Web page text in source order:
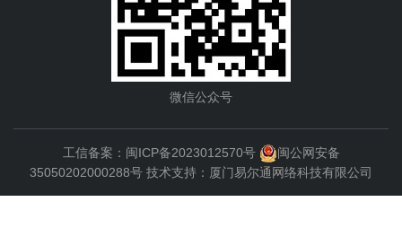
微信公众号
工信备案： 闽ICP备2023012570号
闽公网安备
35050202000288号 技术支持： 厦门易尔通网络科技有限公司